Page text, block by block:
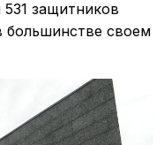
защитников
большинстве своем